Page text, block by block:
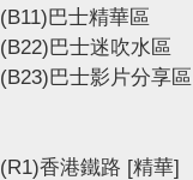
(B11)巴士精華區
(B22)巴士迷吹水區
(B23)巴士影片分享區
(R1)香港鐵路 [精華]